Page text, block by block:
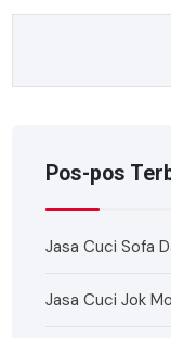
Pos-pos
Jasa Cuci Sofa
Jasa Cuci Jok